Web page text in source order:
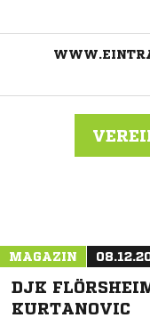
MAGAZIN
DJK
KURTANOVIC